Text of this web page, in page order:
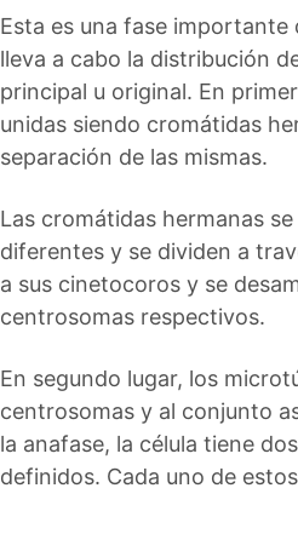
Esta es una fase importante
lleva a cabo la distribución
principal u original. En
unidas siendo cromátidas
separación de las mismas.
Las cromátidas hermanas
diferentes y se dividen a
a sus cinetocoros y se
centrosomas respectivos.
En segundo lugar, los
centrosomas y al conjunto
la anafase, la célula tiene
definidos. Cada uno de